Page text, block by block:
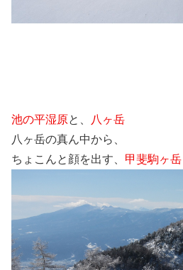
池の平湿原と、
八ヶ岳
八ヶ岳の真ん中から、
ちょこんと顔を出す、 甲斐駒ヶ岳